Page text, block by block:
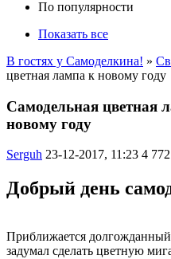
По популярности
Показать все
В гостях у Самоделкина! »
цветная лампа к новому году
Самодельная цветная
новому году
Serguh 23-12-2017, 11:23 4 772
Добрый день
Приближается
задумал сделать цветную